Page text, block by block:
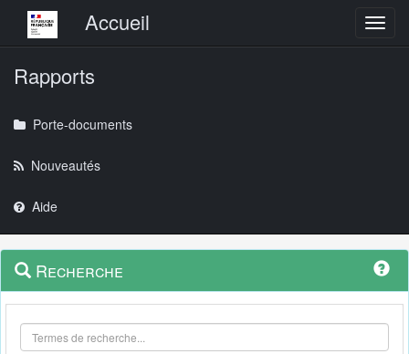
Menu principalAccueil
Rapports
Porte-documents
Nouveautés
Aide
Navigation
outils
Menu
contextuel
Recherche